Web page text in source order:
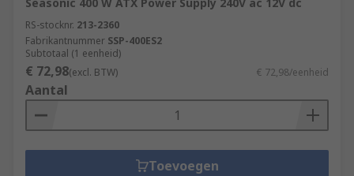
Seasonic 400 W ATX Power Supply 240V ac 12V dc
RS-stocknr. 213-2360
Fabrikantnummer SSP-400ES2
Subtotaal (1 eenheid)
€ 72,98(excl. BTW) € 72,98/eenheid
Aantal
Toevoegen